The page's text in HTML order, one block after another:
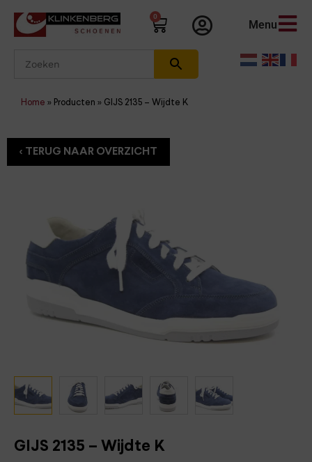
0
Menu
Home » Producten » GIJS 2135 – Wijdte K
GIJS 2135 – Wijdte K